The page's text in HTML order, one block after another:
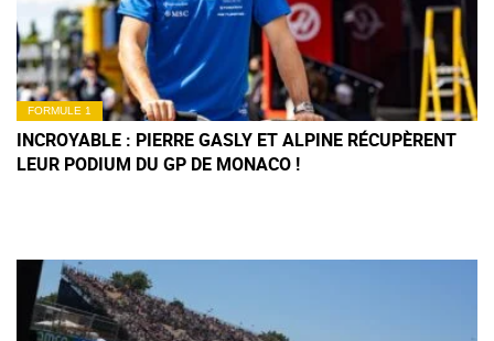
FORMULE 1
INCROYABLE : PIERRE GASLY ET ALPINE RÉCUPÈRENT
LEUR PODIUM DU GP DE MONACO !